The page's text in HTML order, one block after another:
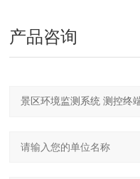
产品咨询